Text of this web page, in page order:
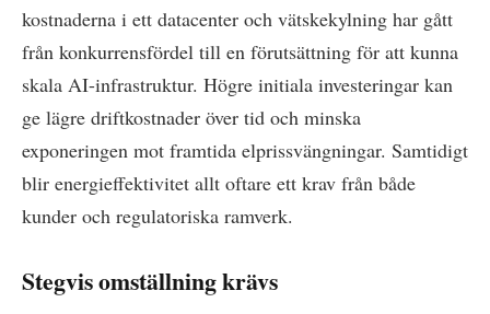
kostnaderna i ett datacenter och vätskekylning har gått
från konkurrensfördel till en förutsättning för att kunna
skala AI-infrastruktur. Högre initiala investeringar kan
ge lägre driftkostnader över tid och minska
exponeringen mot framtida elprissvängningar. Samtidigt
blir energieffektivitet allt oftare ett krav från både
kunder och regulatoriska ramverk.
Stegvis omställning krävs